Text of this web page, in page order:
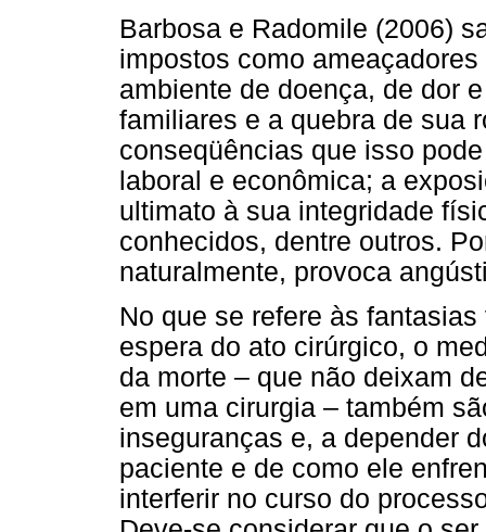
Barbosa e Radomile (2006)
impostos como
ambiente de doença, de dor
familiares e a quebra de sua
conseqüências que isso
laboral e econômica; a
ultimato à sua integridade
conhecidos, dentre outros.
naturalmente, provoca
No que se refere às
espera do ato cirúrgico, o
da morte – que não deixam
em uma cirurgia – também
inseguranças e, a depender
paciente e de como ele
interferir no curso do